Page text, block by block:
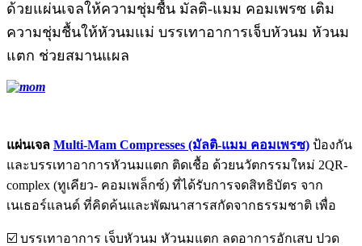
ด้วยแผ่นเจลให้ความชุ่มชื้น มัลติ-แมม คอมเพรซ เติม
ความชุ่มชื้นให้หัวนมแม่ บรรเทาอาการเจ็บหัวนม หัวนม
แตก ช่วยสมานแผล
แผ่นเจล Multi-Mam Compresses (มัลติ-แมม คอมเพรซ) ป้องกัน
และบรรเทาอาการหัวนมแตก ติดเชื้อ ด้วยนวัตกรรมใหม่ 2QR-
complex (ทูเคียว- คอมเพล็กซ์) ที่ได้รับการจดสิทธิบัตร จาก
เนเธอร์แลนด์ ที่คิดค้นและพัฒนาสารสกัดจากธรรมชาติ เพื่อ
☑️ บรรเทาอาการ เจ็บหัวนม หัวนมแตก ลดอาการอักเสบ ปวด